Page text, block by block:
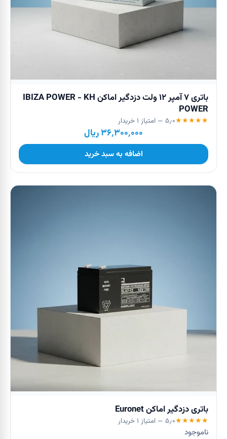
باتری ۷ آمپر ۱۲ ولت دزدگیر اماکن IBIZA POWER - KH
POWER
★
★
★
★
★۵٫۰ — امتیاز ۱ خریدار
۳۶٬۳۰۰٬۰۰۰ریال
اضافه به سبد خرید
باتری دزدگیر اماکن Euronet
★
★
★
★
★۵٫۰ — امتیاز ۱ خریدار
ناموجود